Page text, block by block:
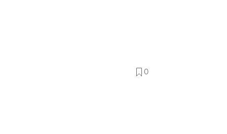
0